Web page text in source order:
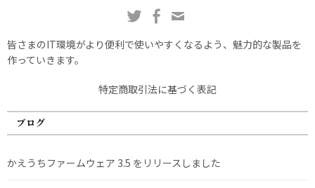
皆さまのIT環境がより便利で使いやすくなるよう、魅力的な製品を
作っていきます。
特定商取引法に基づく表記
ブログ
かえうちファームウェア 3.5 をリリースしました